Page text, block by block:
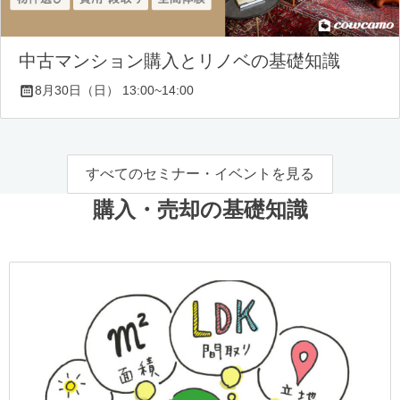
中古マンション購入とリノベの基礎知識
8月30日（日） 13:00~14:00
すべてのセミナー・イベントを見る
購入・売却の基礎知識